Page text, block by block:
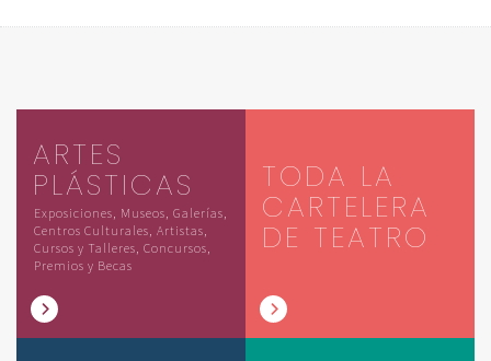
ARTES
PLÁSTICAS
Exposiciones, Museos, Galerías,
Centros Culturales, Artistas,
Cursos y Talleres, Concursos,
Premios y Becas
TODA LA
CARTELERA
DE TEATRO